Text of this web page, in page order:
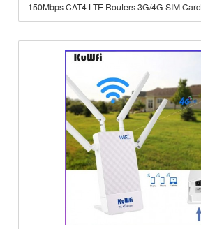
150Mbps CAT4 LTE Routers 3G/4G SIM Card